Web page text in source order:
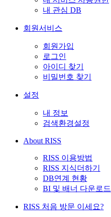
내 관심 DB
회원서비스
회원가입
로그인
아이디 찾기
비밀번호 찾기
설정
내 정보
검색환경설정
About RISS
RISS 이용방법
RISS 지식더하기
DB연계 현황
BI 및 배너 다운로드
RISS 처음 방문 이세요?